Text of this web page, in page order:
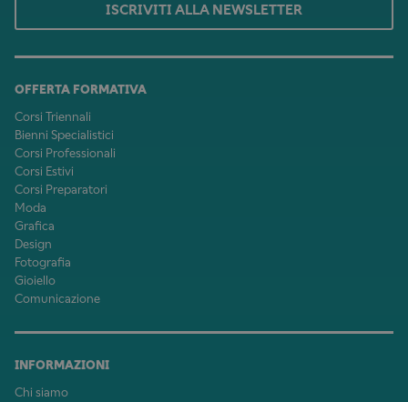
ISCRIVITI ALLA NEWSLETTER
OFFERTA FORMATIVA
Corsi Triennali
Bienni Specialistici
Corsi Professionali
Corsi Estivi
Corsi Preparatori
Moda
Grafica
Design
Fotografia
Gioiello
Comunicazione
INFORMAZIONI
Chi siamo